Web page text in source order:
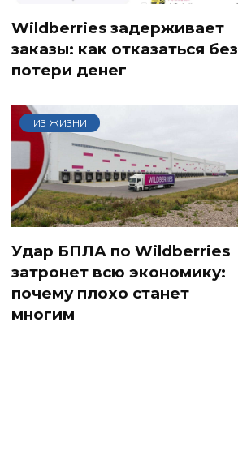
Wildberries задерживает
заказы: как отказаться без
потери денег
ИЗ ЖИЗНИ
Удар БПЛА по Wildberries
затронет всю экономику:
почему плохо станет
многим